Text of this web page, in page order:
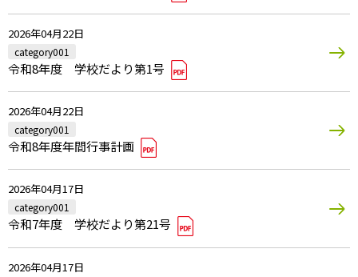
2026年04月22日
category001
令和8年度 学校だより第1号
2026年04月22日
category001
令和8年度年間行事計画
2026年04月17日
category001
令和7年度 学校だより第21号
2026年04月17日